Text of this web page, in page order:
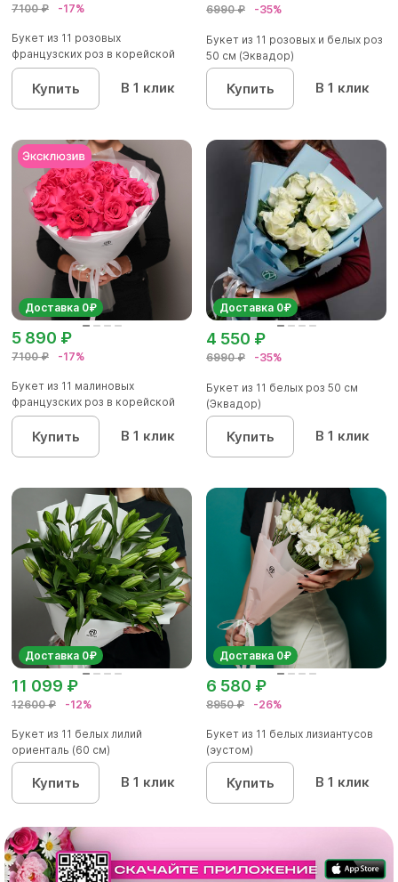
7100 ₽ -17%
Букет из 11 розовых
французских роз в корейской
упаковк...
Купить В 1 клик
6990 ₽ -35%
Букет из 11 розовых и белых роз
50 см (Эквадор)
Купить В 1 клик
Доставка 0₽
7100 ₽ -17%
5 890 ₽
Букет из 11 малиновых
французских роз в корейской
матов...
Купить В 1 клик
Доставка 0₽
6990 ₽ -35%
4 550 ₽
Букет из 11 белых роз 50 см
(Эквадор)
Купить В 1 клик
Доставка 0₽
12600 ₽ -12%
11 099 ₽
Букет из 11 белых лилий
ориенталь (60 см)
Купить В 1 клик
Доставка 0₽
8950 ₽ -26%
6 580 ₽
Букет из 11 белых лизиантусов
(эустом)
Купить В 1 клик